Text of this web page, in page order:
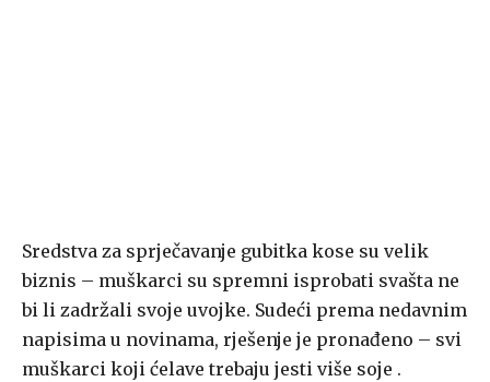
Sredstva za sprječavanje gubitka kose su velik
biznis – muškarci su spremni isprobati svašta ne
bi li zadržali svoje uvojke. Sudeći prema nedavnim
napisima u novinama, rješenje je pronađeno – svi
muškarci koji ćelave trebaju jesti više soje .